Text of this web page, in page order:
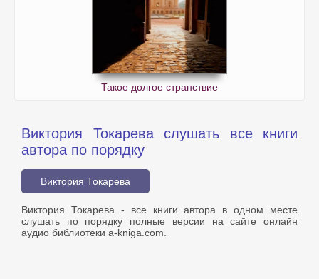
Такое долгое странствие
Виктория Токарева слушать все книги
автора по порядку
Виктория Токарева
Виктория Токарева - все книги автора в одном месте
слушать по порядку полные версии на сайте онлайн
аудио библиотеки a-kniga.com.